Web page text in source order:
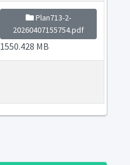
Plan713-2-
20260407155754.pdf
1550.428 MB